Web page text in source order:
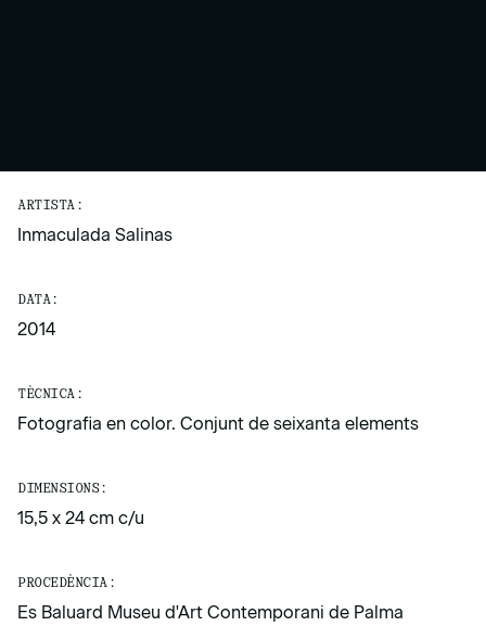
ARTISTA:
Inmaculada Salinas
DATA:
2014
TÈCNICA:
Fotografia en color. Conjunt de seixanta elements
DIMENSIONS:
15,5 x 24 cm c/u
PROCEDÈNCIA:
Es Baluard Museu d'Art Contemporani de Palma